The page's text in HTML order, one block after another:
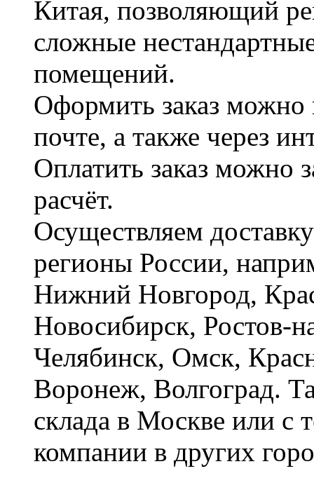
Китая, позволяющий
сложные
помещений.
Оформить заказ можно
почте, а также через
Оплатить заказ можно
расчёт.
Осуществляем
регионы России,
Нижний Новгород,
Новосибирск, Ростов-
Челябинск, Омск,
Воронеж, Волгоград.
склада в Москве или с
компании в других